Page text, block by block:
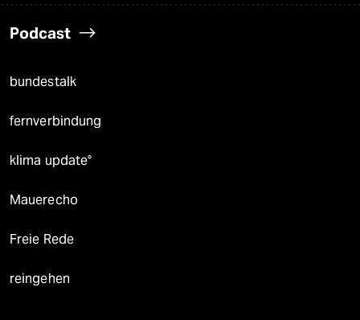
Podcast
bundestalk
fernverbindung
klima update°
Mauerecho
Freie Rede
reingehen